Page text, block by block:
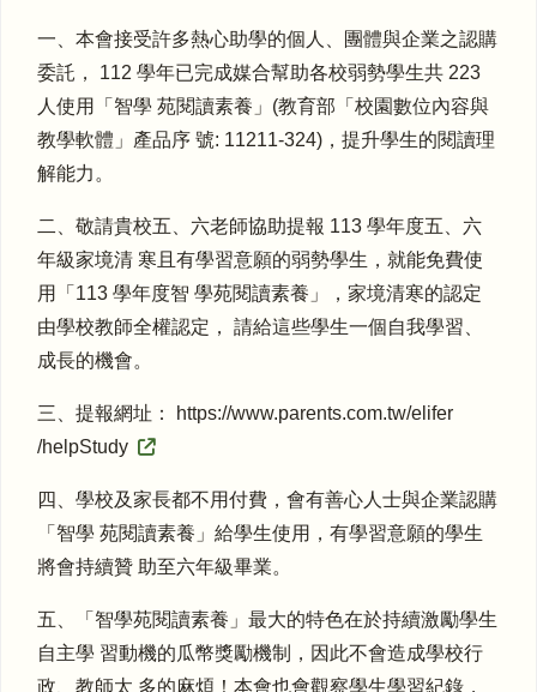
一、本會接受許多熱心助學的個人、團體與企業之認購
委託， 112 學年已完成媒合幫助各校弱勢學生共 223
人使用「智學 苑閱讀素養」(教育部「校園數位內容與
教學軟體」產品序 號: 11211-324)，提升學生的閱讀理
解能力。
二、敬請貴校五、六老師協助提報 113 學年度五、六
年級家境清 寒且有學習意願的弱勢學生，就能免費使
用「113 學年度智 學苑閱讀素養」，家境清寒的認定
由學校教師全權認定， 請給這些學生一個自我學習、
成長的機會。
三、提報網址： https://www.parents.com.tw/elifer
/helpStudy
四、學校及家長都不用付費，會有善心人士與企業認購
「智學 苑閱讀素養」給學生使用，有學習意願的學生
將會持續贊 助至六年級畢業。
五、「智學苑閱讀素養」最大的特色在於持續激勵學生
自主學 習動機的瓜幣獎勵機制，因此不會造成學校行
政、教師太 多的麻煩！本會也會觀察學生學習紀錄，